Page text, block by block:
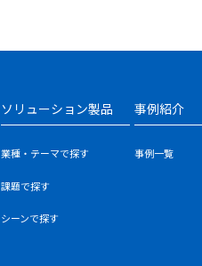
ソリューション製品
業種・テーマで探す
課題で探す
シーンで探す
事例紹介
事例一覧